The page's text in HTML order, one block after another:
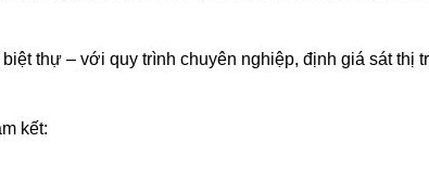
thự – với quy trình chuyên nghiệp, định giá sát thị
kết: